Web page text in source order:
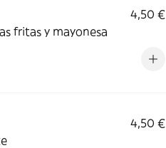
4,50 €
fritas y mayonesa
4,50 €